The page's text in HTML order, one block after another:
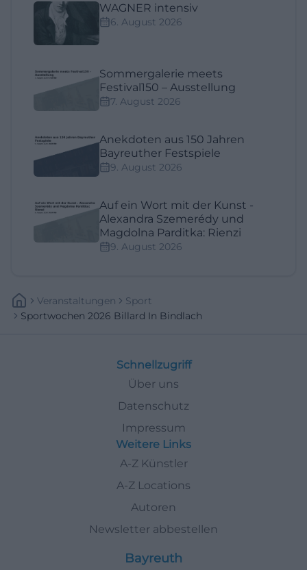
WAGNER intensiv
6. August 2026
Sommergalerie meets
Festival150 – Ausstellung
7. August 2026
Anekdoten aus 150 Jahren
Bayreuther Festspiele
9. August 2026
Auf ein Wort mit der Kunst -
Alexandra Szemerédy und
Magdolna Parditka: Rienzi
9. August 2026
Veranstaltungen
Sport
Sportwochen 2026 Billard In Bindlach
Schnellzugriff
Über uns
Datenschutz
Impressum
Weitere Links
A-Z Künstler
A-Z Locations
Autoren
Newsletter abbestellen
Bayreuth